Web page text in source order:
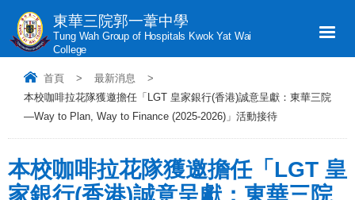
東華三院郭一葦中學
Tung Wah Group of Hospitals Kwok Yat Wai
College
首頁 > 最新消息
>
本校咖啡拉花隊獲邀擔任「LGT 皇家銀行(香港)誠意呈獻：東華三院
—Way to Plan, Way to Finance (2025-2026)」活動接待
本校咖啡拉花隊獲邀擔任「LGT 皇
家銀行(香港)誠意呈獻：東華三院